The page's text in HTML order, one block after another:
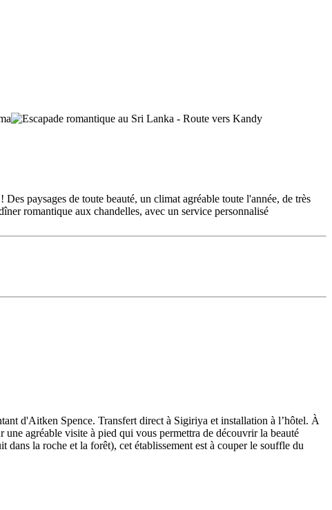
paysages de toute beauté, un climat agréable toute l'année, de très
romantique aux chandelles, avec un service personnalisé
d'Aitken Spence. Transfert direct à Sigiriya et installation à l’hôtel. À
agréable visite à pied qui vous permettra de découvrir la beauté
la roche et la forêt), cet établissement est à couper le souffle du